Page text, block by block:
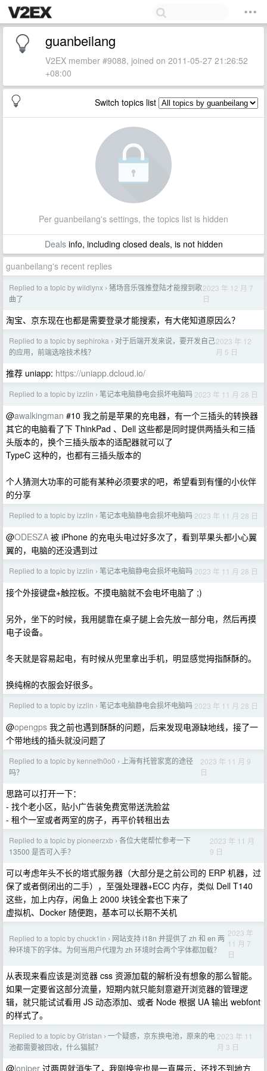
guanbeilang
V2EX member #9088, joined on 2011-05-27 21:26:52
+08:00
Switch topics list
Per guanbeilang's settings, the topics list is hidden
Dealsinfo, including closed deals, is not hidden
guanbeilang's recent replies
Replied to a topic by wildlynx › 猪场音乐强推登陆才能搜到歌
曲了
2023 年 12 月 7
日
淘宝、京东现在也都是需要登录才能搜索，有大佬知道原因么？
Replied to a topic by sephiroka › 对于后端开发来说，要开发自己
的应用，前端选啥技术栈？
2023 年 12
月 5 日
推荐 uniapp: https://uniapp.dcloud.io/
Replied to a topic by izzlin › 笔记本电脑静电会损坏电脑吗 2023 年 11 月 28 日
@awalkingman #10 我之前是苹果的充电器，有一个三插头的转换器
其它的电脑看了下 ThinkPad 、Dell 这些都是同时提供两插头和三插
头版本的，换个三插头版本的适配器就可以了
TypeC 这种的，也都有三插头版本的
个人猜测大功率的可能有某种必须要求的吧，希望看到有懂的小伙伴
的分享
Replied to a topic by izzlin › 笔记本电脑静电会损坏电脑吗 2023 年 11 月 28 日
@ODESZA 被 iPhone 的充电头电过好多次了，看到苹果头都小心翼
翼的，电脑的还没遇到过
Replied to a topic by izzlin › 笔记本电脑静电会损坏电脑吗 2023 年 11 月 28 日
接个外接键盘+触控板。不摸电脑就不会电坏电脑了 ;)
另外，坐下的时候，我用腿靠在桌子腿上会先放一部分电，然后再摸
电子设备。
冬天就是容易起电，有时候从兜里拿出手机，明显感觉拇指酥酥的。
换纯棉的衣服会好很多。
Replied to a topic by izzlin › 笔记本电脑静电会损坏电脑吗 2023 年 11 月 28 日
@opengps 我之前也遇到酥酥的问题，后来发现电源缺地线，接了一
个带地线的插头就没问题了
Replied to a topic by kenneth0o0 ›
上海有托管家宽的途径
吗？
2023 年 11 月 9
日
思路可以打开一下：
- 找个老小区，贴小广告装免费宽带送洗脸盆
- 租个一室或者两室的房子，再平价转租出去
Replied to a topic by pioneerzxb › 各位大佬帮忙参考一下
13500 是否可入手？
2023 年 11 月
9 日
可以考虑年头不长的塔式服务器（大部分是之前公司的 ERP 机器，过
保了或者倒闭出的二手），至强处理器+ECC 内存，类似 Dell T140
这些，加上内存，闲鱼上 2000 块钱全套也下来了
虚拟机、Docker 随便跑，基本可以长期不关机
Replied to a topic by chuck1in › 网站支持 i18n 并提供了 zh 和 en 两
种环境下的字体。为何当用户代理为 zh 环境时会两个字体都加载？
2023 年
11 月 7
日
从表现来看应该是浏览器 css 资源加载的解析没有想象的那么智能。
如果一定要省这部分流量，短期内就只能刻意避开浏览器的管理逻
辑，就只能试试看用 JS 动态添加、或者 Node 根据 UA 输出 webfont
的样式了。
Replied to a topic by Gtristan › 一个疑惑，京东换电池，原来的电
池都需要被回收，什么猫腻？
2023 年 11
月 3 日
@loniper 过两周就消失了，我刚换完也是一直展示，还找不到地方